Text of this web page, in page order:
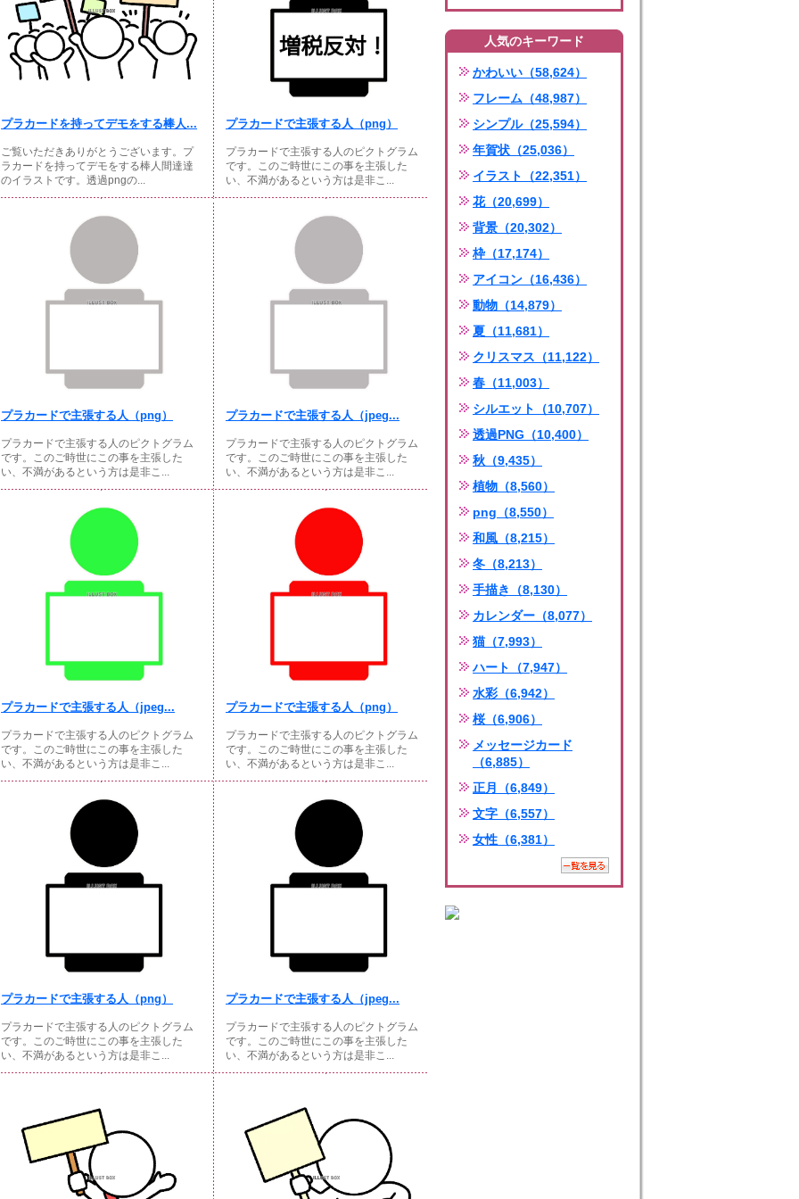
プラカードを持ってデモをする棒人...
ご覧いただきありがとうございます。プ
ラカードを持ってデモをする棒人間達達
のイラストです。透過pngの...
プラカードで主張する人（png）
プラカードで主張する人のピクトグラム
です。このご時世にこの事を主張した
い、不満があるという方は是非こ...
プラカードで主張する人（png）
プラカードで主張する人のピクトグラム
です。このご時世にこの事を主張した
い、不満があるという方は是非こ...
プラカードで主張する人（jpeg...
プラカードで主張する人のピクトグラム
です。このご時世にこの事を主張した
い、不満があるという方は是非こ...
プラカードで主張する人（jpeg...
プラカードで主張する人のピクトグラム
です。このご時世にこの事を主張した
い、不満があるという方は是非こ...
プラカードで主張する人（png）
プラカードで主張する人のピクトグラム
です。このご時世にこの事を主張した
い、不満があるという方は是非こ...
プラカードで主張する人（png）
プラカードで主張する人のピクトグラム
です。このご時世にこの事を主張した
い、不満があるという方は是非こ...
プラカードで主張する人（jpeg...
プラカードで主張する人のピクトグラム
です。このご時世にこの事を主張した
い、不満があるという方は是非こ...
人気のキーワード
かわいい（58,624）
フレーム（48,987）
シンプル（25,594）
年賀状（25,036）
イラスト（22,351）
花（20,699）
背景（20,302）
枠（17,174）
アイコン（16,436）
動物（14,879）
夏（11,681）
クリスマス（11,122）
春（11,003）
シルエット（10,707）
透過PNG（10,400）
秋（9,435）
植物（8,560）
png（8,550）
和風（8,215）
冬（8,213）
手描き（8,130）
カレンダー（8,077）
猫（7,993）
ハート（7,947）
水彩（6,942）
桜（6,906）
メッセージカード
（6,885）
正月（6,849）
文字（6,557）
女性（6,381）